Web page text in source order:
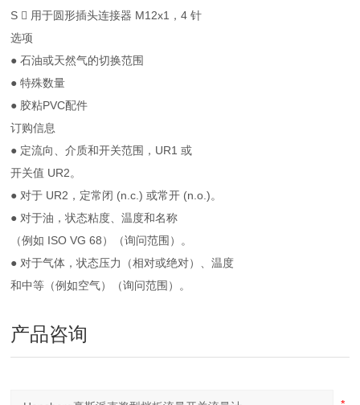
S  用于圆形插头连接器 M12x1，4 针
选项
● 石油或天然气的切换范围
● 特殊数量
● 胶粘PVC配件
订购信息
● 定流向、介质和开关范围，UR1 或
开关值 UR2。
● 对于 UR2，定常闭 (n.c.) 或常开 (n.o.)。
● 对于油，状态粘度、温度和名称
（例如 ISO VG 68）（询问范围）。
● 对于气体，状态压力（相对或绝对）、温度
和中等（例如空气）（询问范围）。
产品咨询